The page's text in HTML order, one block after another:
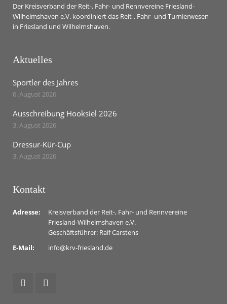
Der Kreisverband der Reit-, Fahr- und Rennvereine Friesland-
Wilhelmshaven e.V. koordiniert das Reit-, Fahr- und Turnierwesen
in Friesland und Wilhelmshaven.
Aktuelles
Sportler des Jahres
6. August 2026
Ausschreibung Hooksiel 2026
3. August 2026
Dressur-Kür-Cup
3. August 2026
Kontakt
Adresse:
Kreisverband der Reit-, Fahr- und Rennvereine
Friesland-Wilhelmshaven e.V.
Geschäftsführer: Ralf Carstens
E-Mail:
info@krv-friesland.de